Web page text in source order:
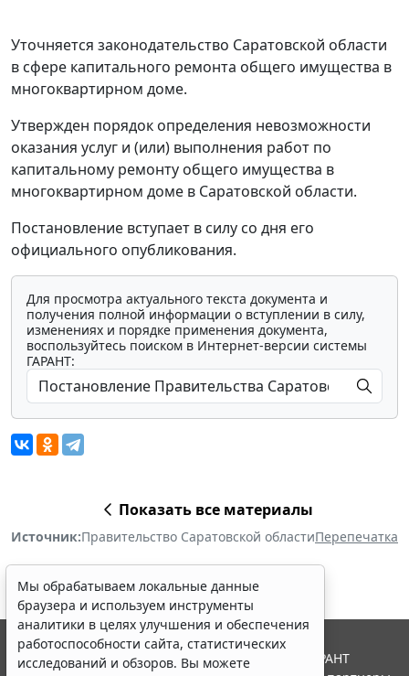
Уточняется законодательство Саратовской области
в сфере капитального ремонта общего имущества в
многоквартирном доме.
Утвержден порядок определения невозможности
оказания услуг и (или) выполнения работ по
капитальному ремонту общего имущества в
многоквартирном доме в Саратовской области.
Постановление вступает в силу со дня его
официального опубликования.
Для просмотра актуального текста документа и
получения полной информации о вступлении в силу,
изменениях и порядке применения документа,
воспользуйтесь поиском в Интернет-версии системы
ГАРАНТ:
Показать все материалы
Источник:Правительство Саратовской областиПерепечатка
Мы обрабатываем локальные данные
браузера и используем инструменты
аналитики в целях улучшения и обеспечения
работоспособности сайта, статистических
исследований и обзоров. Вы можете
© ООО "НПП "ГАРАНТ-СЕРВИС", 2026. Система ГАРАНТ